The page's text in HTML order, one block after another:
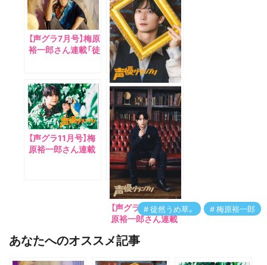
【声グラ7月号】梅原
裕一郎さん連載「徒
いて
【声グラ12月号】梅
原裕一郎さん連載
「徒然うめ草。」は、
声グラ30周年SP
エッセイ！ テーマ
は「グランプリ」。
【声グラ11月号】梅
原裕一郎さん連載
【声グラ4月号】梅
原裕一郎さん連載
は、‟歩き方”につい
徒然うめ草。 梅原裕一郎
あなたへのオススメ記事